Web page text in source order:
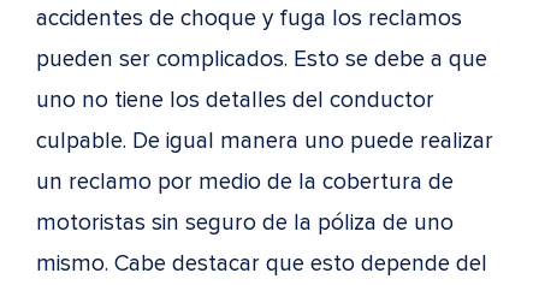
accidentes de choque y fuga los reclamos
pueden ser complicados. Esto se debe a que
uno no tiene los detalles del conductor
culpable. De igual manera uno puede realizar
un reclamo por medio de la cobertura de
motoristas sin seguro de la póliza de uno
mismo. Cabe destacar que esto depende del